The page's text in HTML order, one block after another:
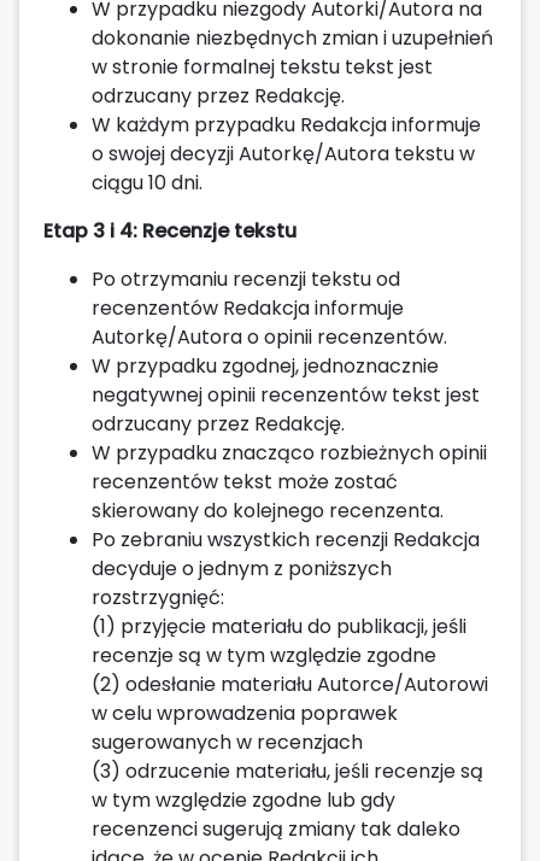
W przypadku niezgody Autorki/Autora na
dokonanie niezbędnych zmian i uzupełnień
w stronie formalnej tekstu tekst jest
odrzucany przez Redakcję.
W każdym przypadku Redakcja informuje
o swojej decyzji Autorkę/Autora tekstu w
ciągu 10 dni.
Etap 3 i 4: Recenzje tekstu
Po otrzymaniu recenzji tekstu od
recenzentów Redakcja informuje
Autorkę/Autora o opinii recenzentów.
W przypadku zgodnej, jednoznacznie
negatywnej opinii recenzentów tekst jest
odrzucany przez Redakcję.
W przypadku znacząco rozbieżnych opinii
recenzentów tekst może zostać
skierowany do kolejnego recenzenta.
Po zebraniu wszystkich recenzji Redakcja
decyduje o jednym z poniższych
rozstrzygnięć:
(1) przyjęcie materiału do publikacji, jeśli
recenzje są w tym względzie zgodne
(2) odesłanie materiału Autorce/Autorowi
w celu wprowadzenia poprawek
sugerowanych w recenzjach
(3) odrzucenie materiału, jeśli recenzje są
w tym względzie zgodne lub gdy
recenzenci sugerują zmiany tak daleko